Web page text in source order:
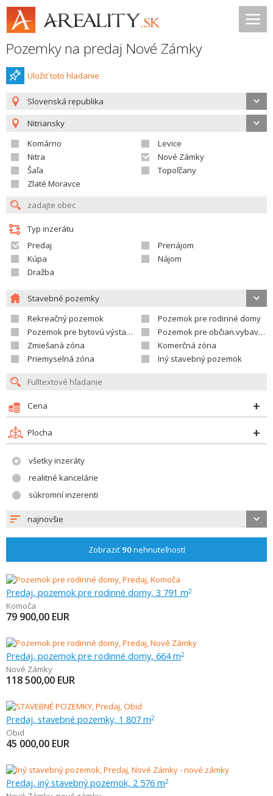
Pozemky na predaj Nové Zámky
Uložiť toto hladanie
Slovenská republika
Nitriansky
Komárno
Levice
Nitra
Nové Zámky
Šaľa
Topoľčany
Zlaté Moravce
Typ inzerátu
Predaj
Prenájom
Kúpa
Nájom
Dražba
Stavebné pozemky
Rekreačný pozemok
Pozemok pre rodinné domy
Pozemok pre bytovú výstavbu
Pozemok pre občian.vybavenosť
Zmiešaná zóna
Komerčná zóna
Priemyselná zóna
Iný stavebný pozemok
Cena
Plocha
všetky inzeráty
realitné kancelárie
súkromní inzerenti
najnovšie
Zobraziť90nehnuteľností
Predaj, pozemok pre rodinné domy, 3 791 m2
Komoča
79 900,00 EUR
Predaj, pozemok pre rodinné domy, 664 m2
Nové Zámky
118 500,00 EUR
Predaj, stavebné pozemky, 1 807 m2
Obid
45 000,00 EUR
Predaj, iný stavebný pozemok, 2 576 m2